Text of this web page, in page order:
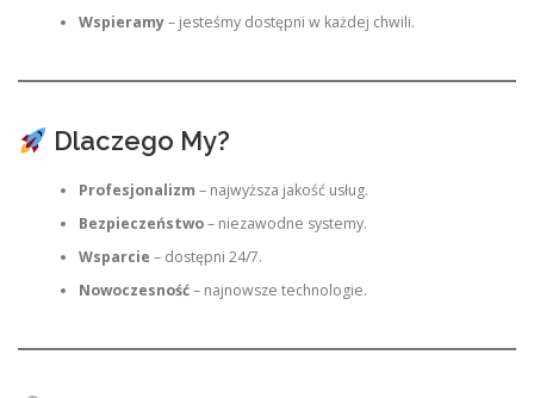
Wspieramy– jesteśmy dostępni w każdej chwili.
Dlaczego My?
Profesjonalizm – najwyższa jakość usług.
Bezpieczeństwo– niezawodne systemy.
Wsparcie – dostępni 24/7.
Nowoczesność– najnowsze technologie.